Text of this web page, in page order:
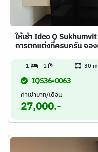
ให้เช่า Ideo Q
การตกแต่งที่ครบครัน จอง
1 1 30 m
IQS36-0063
ค่าเช่าบาท/เดือน
27,000.-